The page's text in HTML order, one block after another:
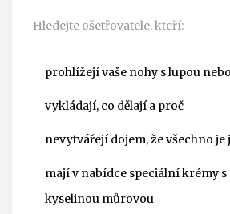
Hledejte ošetřovatele, kteří:
prohlížejí vaše nohy s lupou
vykládají, co dělají a proč
nevytvářejí dojem, že všechno je
mají v nabídce speciální krémy
kyselinou můrovou